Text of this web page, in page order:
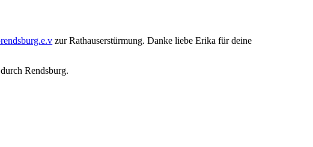
zur Rathauserstürmung. Danke liebe Erika für deine
Rendsburg.